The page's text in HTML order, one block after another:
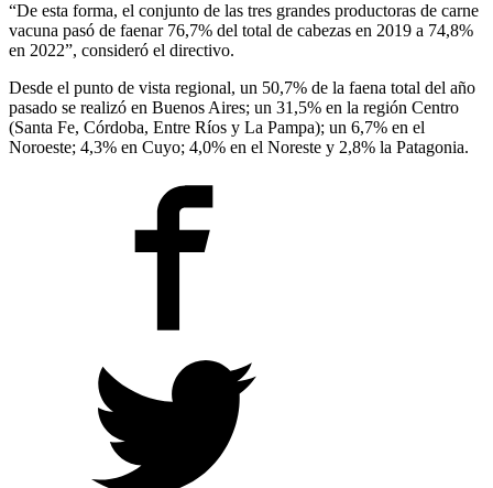
“De esta forma, el conjunto de las tres grandes productoras de carne
vacuna pasó de faenar 76,7% del total de cabezas en 2019 a 74,8%
en 2022”, consideró el directivo.
Desde el punto de vista regional, un 50,7% de la faena total del año
pasado se realizó en Buenos Aires; un 31,5% en la región Centro
(Santa Fe, Córdoba, Entre Ríos y La Pampa); un 6,7% en el
Noroeste; 4,3% en Cuyo; 4,0% en el Noreste y 2,8% la Patagonia.